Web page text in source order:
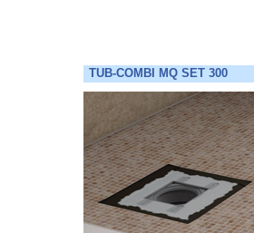
TUB-COMBI MQ SET 300